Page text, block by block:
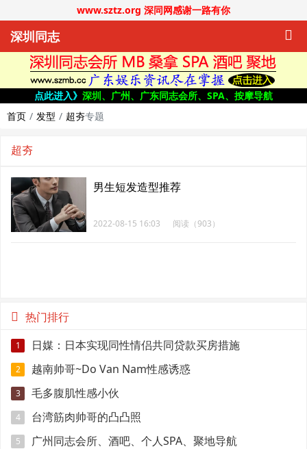
www.sztz.org 深同网感谢一路有你
深圳同志
点此进入》 深圳、广州、广东同志会所、SPA、按摩导航
首页
发型 超夯专题
超夯
男生短发造型推荐
2022-08-15 16:03 阅读（903）
热门排行
1 日媒：日本实现同性情侣共同贷款买房措施
2 越南帅哥~Do Van Nam性感诱惑
3 毛多腹肌性感小伙
4 台湾筋肉帅哥的凸凸照
5 广州同志会所、酒吧、个人SPA、聚地导航